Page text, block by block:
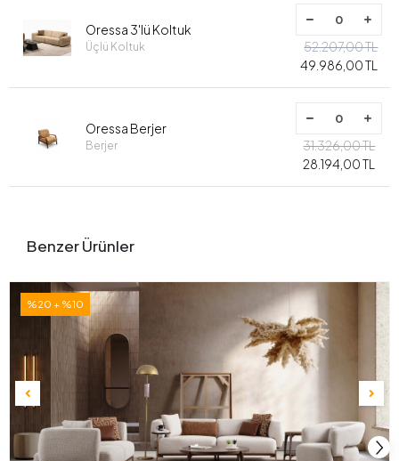
Oressa 3'lü Koltuk
Üçlü Koltuk
52.207,00 TL
49.986,00 TL
Oressa Berjer
Berjer
31.326,00 TL
28.194,00 TL
Benzer Ürünler
%20 + %10